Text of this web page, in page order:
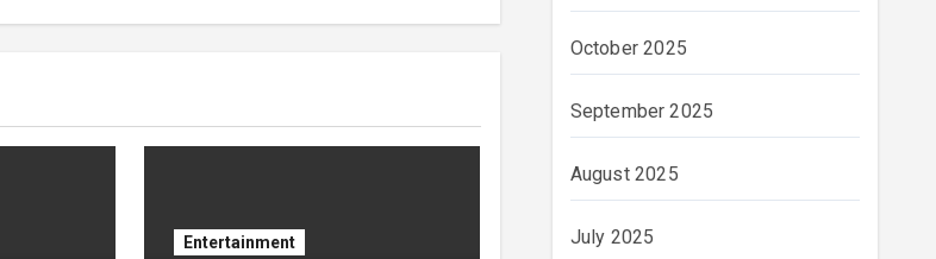
Entertainment
October 2025
September 2025
August 2025
July 2025